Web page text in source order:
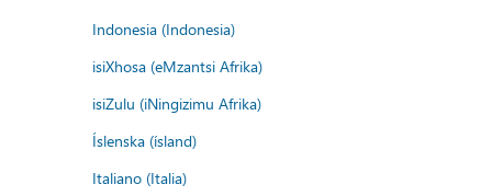
Indonesia (Indonesia)
isiXhosa (eMzantsi Afrika)
isiZulu (iNingizimu Afrika)
Íslenska (ísland)
Italiano (Italia)